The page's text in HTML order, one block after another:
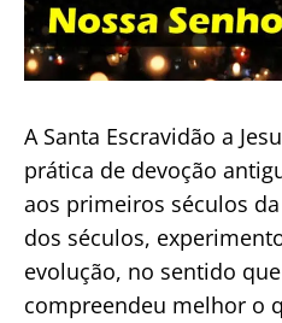
A Santa Escravidão a
prática de devoção
aos primeiros séculos
dos séculos,
evolução, no sentido
compreendeu melhor o